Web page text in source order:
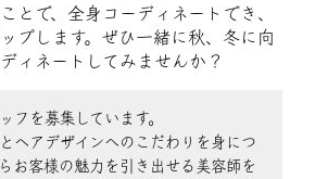
とで、全身コーディネートでき、
プします。ぜひ一緒に秋、冬に向
ィネートしてみませんか？
フを募集しています。
ヘアデザインへのこだわりを身につ
お客様の魅力を引き出せる美容師を